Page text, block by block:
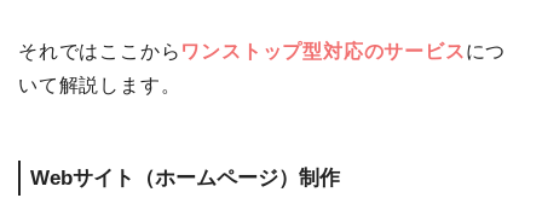
それではここから ワンストップ型対応のサービス につ
いて解説します。
Webサイト（ホームページ）制作